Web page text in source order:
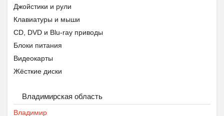
Джойстики и рули
Клавиатуры и мыши
CD, DVD и Blu-ray приводы
Блоки питания
Видеокарты
Жёсткие диски
Контроллеры
Корпусы
Владимирская область
Владимир